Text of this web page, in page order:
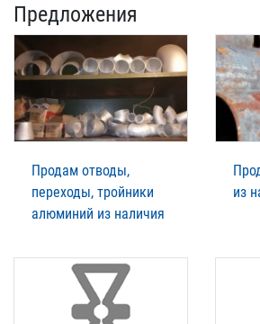
Предложения
Продам отводы,
переходы, тройники
алюминий из наличия
из